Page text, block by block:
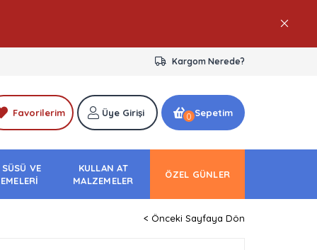
Kargom Nerede?
Sepetim
0
Üye Girişi
Favorilerim
VE
KULLAN AT
MALZEMELER
ÖZEL GÜNLER
< Önceki Sayfaya Dön